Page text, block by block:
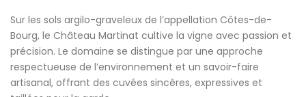
Sur les sols argilo-graveleux de l’appellation Côtes-de-
Bourg, le Château Martinat cultive la vigne avec passion et
précision. Le domaine se distingue par une approche
respectueuse de l’environnement et un savoir-faire
artisanal, offrant des cuvées sincères, expressives et